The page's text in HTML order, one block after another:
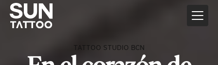
TATTOO STUDIO BCN